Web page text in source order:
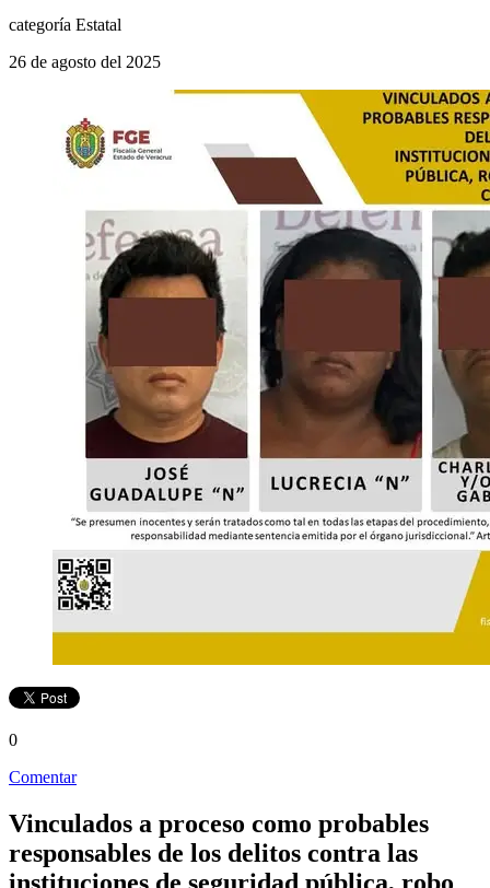
categoría Estatal
26 de agosto del 2025
0
Comentar
Vinculados a proceso como probables
responsables de los delitos contra las